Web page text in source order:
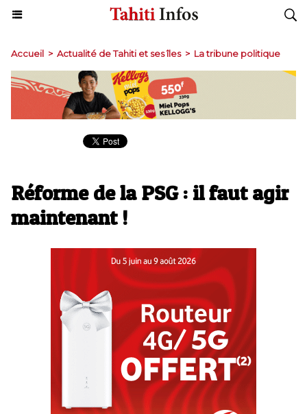
Accueil > Actualité de Tahiti et ses îles > La tribune politique
Réforme de la PSG : il faut agir
maintenant !